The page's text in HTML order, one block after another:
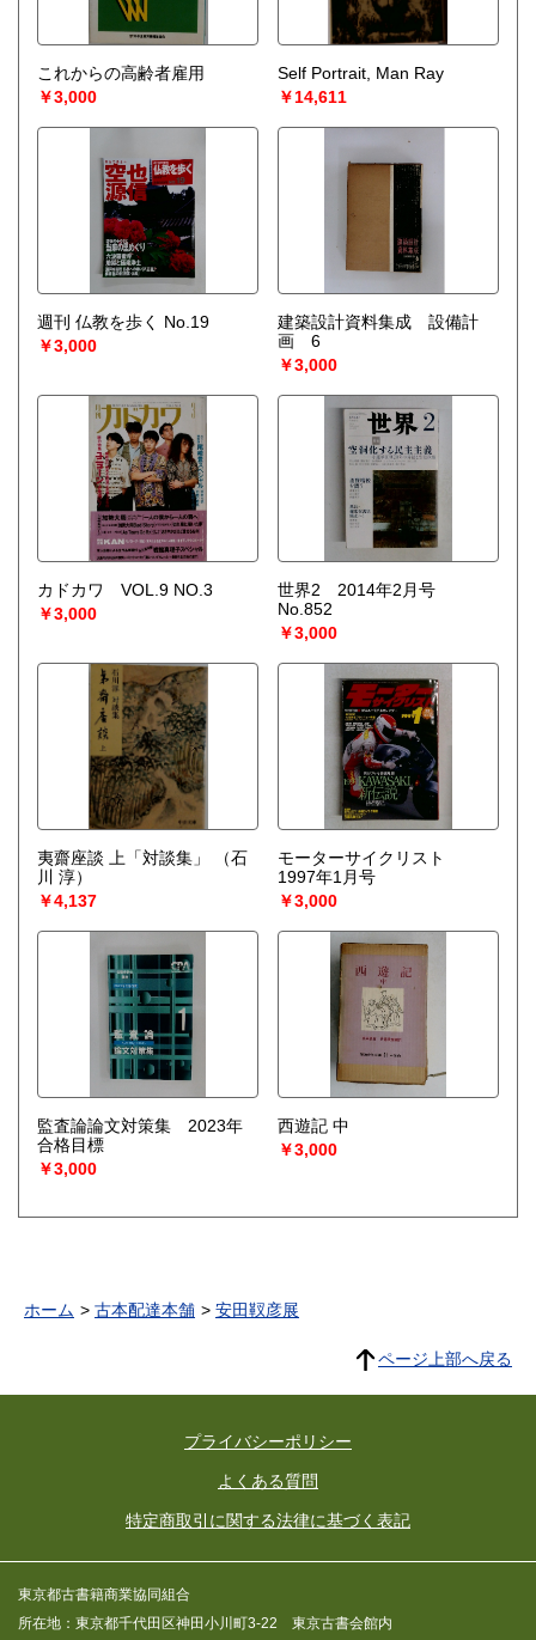
これからの高齢者雇用
￥3,000
Self Portrait, Man Ray
￥14,611
週刊 仏教を歩く No.19
￥3,000
建築設計資料集成 設備計
画 6
￥3,000
カドカワ VOL.9 NO.3
￥3,000
世界2 2014年2月号
No.852
￥3,000
夷齋座談 上「対談集」
（石
川 淳）
￥4,137
モーターサイクリスト
1997年1月号
￥3,000
監査論論文対策集 2023年
合格目標
￥3,000
西遊記 中
￥3,000
ホーム 古本配達本舗 安田靫彦展
ページ上部へ戻る
プライバシーポリシー
よくある質問
特定商取引に関する法律に基づく表記
東京都古書籍商業協同組合
所在地：東京都千代田区神田小川町3-22 東京古書会館内